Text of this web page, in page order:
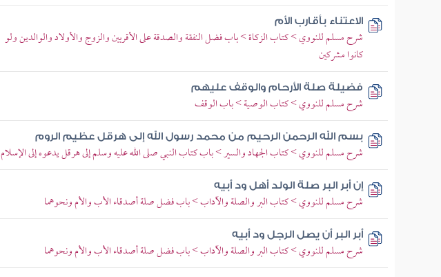
الاعتناء بأقارب الأم
شرح مسلم للنووي > كتاب الزكاة > باب فضل النفقة والصدقة على الأقربين والزوج والأولاد والوالدين ولو
كانوا مشركين
فضيلة صلة الأرحام والوقف عليهم
شرح مسلم للنووي > كتاب الوصية > باب الوقف
بسم الله الرحمن الرحيم من محمد رسول الله إلى هرقل عظيم الروم
شرح مسلم للنووي > كتاب الجهاد والسير > باب كتاب النبي صلى الله عليه وسلم إلى هرقل يدعوه إلى الإسلام
إن أبر البر صلة الولد أهل ود أبيه
شرح مسلم للنووي > كتاب البر والصلة والآداب > باب فضل صلة أصدقاء الأب والأم ونحوهما
أبر البر أن يصل الرجل ود أبيه
شرح مسلم للنووي > كتاب البر والصلة والآداب > باب فضل صلة أصدقاء الأب والأم ونحوهما